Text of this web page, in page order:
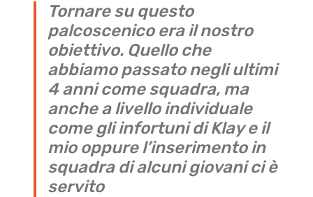
Tornare su questo
palcoscenico era il nostro
obiettivo. Quello che
abbiamo passato negli ultimi
4 anni come squadra, ma
anche a livello individuale
come gli infortuni di Klay e il
mio oppure l’inserimento in
squadra di alcuni giovani ci è
servito